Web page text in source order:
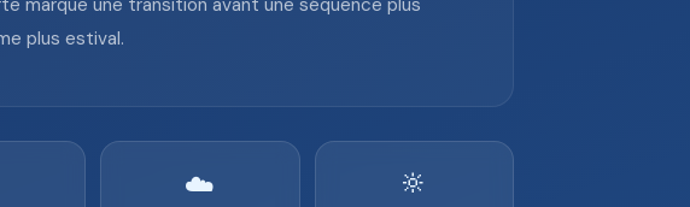
marque une transition avant une séquence plus
plus estival.
☁️ 🔆